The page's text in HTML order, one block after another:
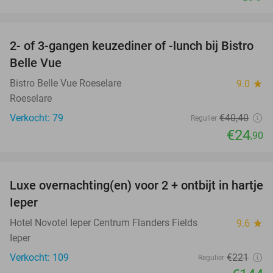
38%
2- of 3-gangen keuzediner of -lunch bij Bistro
Belle Vue
Bistro Belle Vue Roeselare 9.0 star
Roeselare
Verkocht: 79
Regulier €40,40
€24,90
35%
Luxe overnachting(en) voor 2 + ontbijt in hartje
Ieper
Hotel Novotel Ieper Centrum Flanders Fields 9.6 star
Ieper
Verkocht: 109
Regulier €221